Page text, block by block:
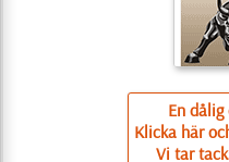
En
Klicka här
Vi tar